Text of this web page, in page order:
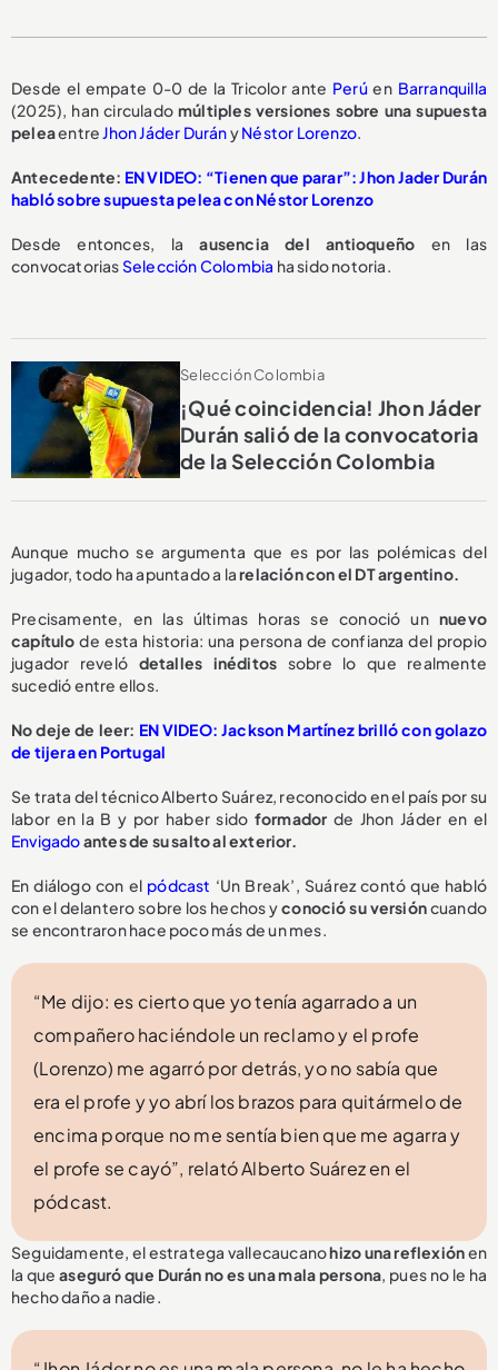
Desde el empate 0-0 de la Tricolor ante Perúen Barranquilla
(2025), han circulado múltiples versiones sobre una supuesta
peleaentreJhon Jáder DurányNéstor Lorenzo.
Antecedente: EN VIDEO: “Tienen que parar”: Jhon Jader Durán
habló sobre supuesta pelea con Néstor Lorenzo
Desde entonces, laausencia del antioqueño en las
convocatoriasSelección Colombia ha sido notoria.
Selección Colombia
¡Qué coincidencia! Jhon Jáder
Durán salió de la convocatoria
de la Selección Colombia
Aunque mucho se argumenta que es por las polémicas del
jugador, todo ha apuntado a larelación con el DT argentino.
Precisamente, en las últimas horas se conoció un nuevo
capítulo de esta historia: una persona de confianza del propio
jugador reveló detalles inéditos sobre lo que realmente
sucedió entre ellos.
No deje de leer: EN VIDEO: Jackson Martínez brilló con golazo
de tijera en Portugal
Se trata del técnico Alberto Suárez, reconocido en el país por su
labor en la B y por haber sido formador de Jhon Jáder en el
Envigadoantes de su salto al exterior.
En diálogo con el pódcast ‘Un Break’, Suárez contó que habló
con el delantero sobre los hechos yconoció su versióncuando
se encontraron hace poco más de un mes.
“Me dijo: es cierto que yo tenía agarrado a un
compañero haciéndole un reclamo y el profe
(Lorenzo) me agarró por detrás, yo no sabía que
era el profe y yo abrí los brazos para quitármelo de
encima porque no me sentía bien que me agarra y
el profe se cayó”, relató Alberto Suárez en el
pódcast.
Seguidamente, el estratega vallecaucanohizo una reflexiónen
la queaseguró que Durán no es una mala persona, pues no le ha
hecho daño a nadie.